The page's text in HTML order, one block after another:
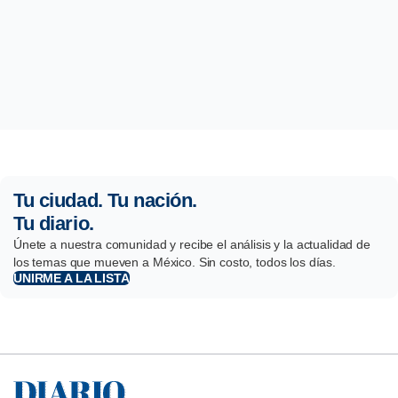
Tu ciudad. Tu nación.
Tu diario.
Únete a nuestra comunidad y recibe el análisis y la actualidad de
los temas que mueven a México. Sin costo, todos los días.
UNIRME A LA LISTA